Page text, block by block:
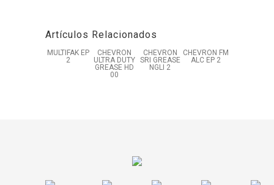
Artículos Relacionados
MULTIFAK EP
2
CHEVRON
ULTRA DUTY
GREASE HD
00
CHEVRON
SRI GREASE
NGLI 2
CHEVRON FM
ALC EP 2